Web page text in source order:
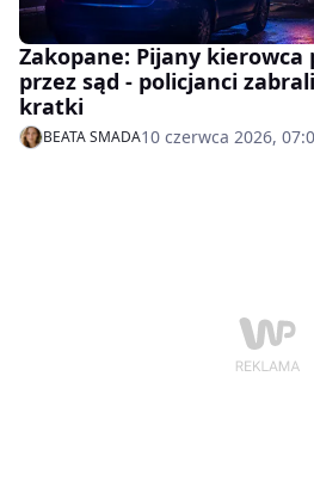
Zakopane: Pijany kierowca
przez sąd - policjanci
kratki
BEATA SMADA10 czerwca 2026,